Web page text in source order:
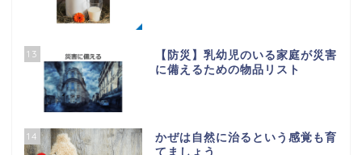
13
【防災】乳幼児のいる家庭が災害
に備えるための物品リスト
14
かぜは自然に治るという感覚も育
てましょう